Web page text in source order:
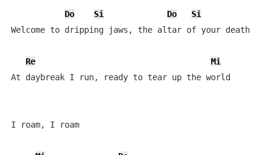
Do Si Do
Si
Welcome to dripping jaws, the altar of your death
Re
Mi
At daybreak I run, ready to tear up the world
I roam, I roam